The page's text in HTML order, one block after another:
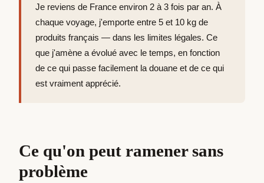
Je reviens de France environ 2 à 3 fois par an. À
chaque voyage, j'emporte entre 5 et 10 kg de
produits français — dans les limites légales. Ce
que j'amène a évolué avec le temps, en fonction
de ce qui passe facilement la douane et de ce qui
est vraiment apprécié.
Ce qu'on peut ramener sans
problème